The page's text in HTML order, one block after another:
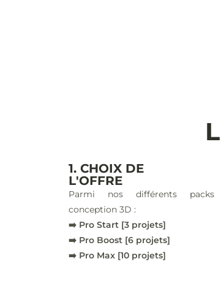
1. CHOIX DE
L'OFFRE
Parmi nos différents
conception 3D :
➡️ Pro Start [3 projets]
➡️ Pro Boost [6 projets]
➡️ Pro Max [10 projets]